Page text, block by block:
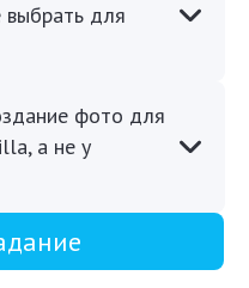
выбрать для
фото для
а не у